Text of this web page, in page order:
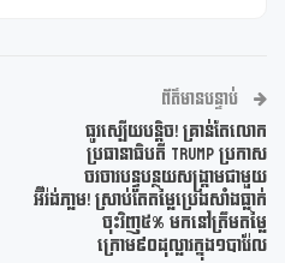
ព័ត៌មានបន្ទាប់
ធូរស្បើយបន្តិច! គ្រាន់តែលោក
ប្រធានាធិបតី Trump ប្រកាស
ចរចារបន្ធូបន្ថយសង្រ្គាមជាមួយ
អ៊ីរ៉ង់ភា្លម! ស្រាប់តែតម្លៃប្រេងសាំងធ្លាក់
ចុះវិញ៥% មកនៅត្រឹមតម្លៃ
ក្រោម៩០ដុល្លារក្នុង១បារ៉ែល